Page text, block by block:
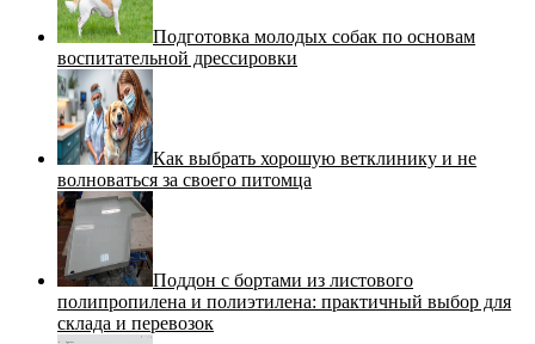
Подготовка молодых собак по основам
воспитательной дрессировки
Как выбрать хорошую ветклинику и не
волноваться за своего питомца
Поддон с бортами из листового
полипропилена и полиэтилена: практичный выбор для
склада и перевозок